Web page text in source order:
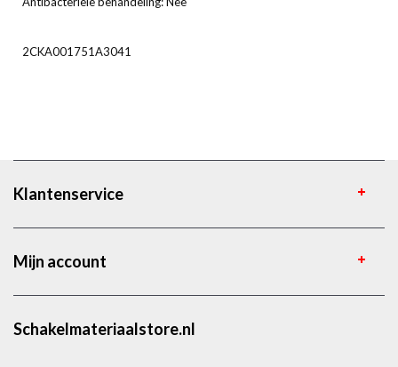
2CKA001751A3041
Klantenservice
Mijn account
Schakelmateriaalstore.nl